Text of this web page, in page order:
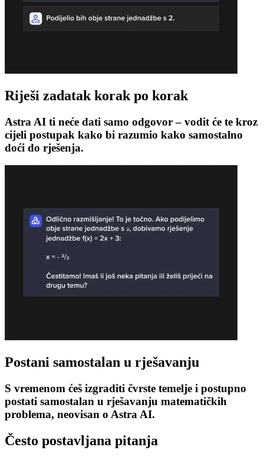
Riješi zadatak korak po korak
Astra AI ti neće dati samo odgovor – vodit će te kroz
cijeli postupak kako bi razumio kako samostalno
doći do rješenja.
Postani samostalan u rješavanju
S vremenom ćeš izgraditi čvrste temelje i postupno
postati samostalan u rješavanju matematičkih
problema, neovisan o Astra AI.
Često postavljana pitanja